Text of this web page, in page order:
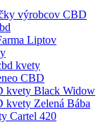
výrobcov CBD
Liptov
kvety
CBD
kvety Black Widow
kvety Zelená Bába
Cartel 420